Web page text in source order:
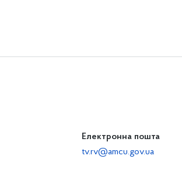
Електронна пошта
tv.rv@amcu.gov.ua